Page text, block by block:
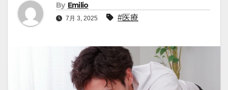
By Emilio
7月 3, 2025 #医療